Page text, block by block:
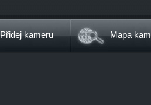
Přidej kameru Mapa